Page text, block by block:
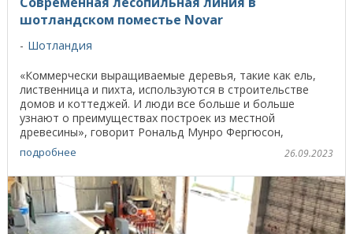
шотландском поместье Novar
Шотландия
«Коммерчески выращиваемые деревья, такие как ель,
лиственница и пихта, используются в строительстве
домов и коттеджей. И люди все больше и больше
узнают о преимуществах построек из местной
древесины», говорит Рональд Мунро Фергюсон,
владелец ...
подробнее 26.09.2023